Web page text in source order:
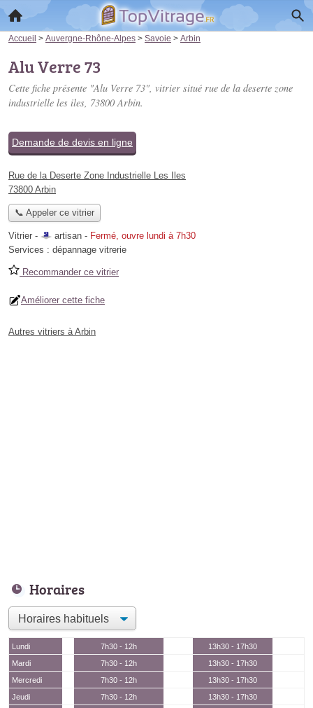
Accueil > Auvergne-Rhône-Alpes > Savoie > Arbin
Alu Verre 73
Cette fiche présente "Alu Verre 73", vitrier situé rue de la deserte zone
industrielle les iles, 73800 Arbin.
Demande de devis en ligne
Rue de la Deserte Zone Industrielle Les Iles
73800 Arbin
📞 Appeler ce vitrier
Vitrier - artisan - Fermé, ouvre lundi à 7h30
Services : dépannage vitrerie
Recommander ce vitrier
Améliorer cette fiche
Autres vitriers à Arbin
Horaires
Lundi 7h30 - 12h
13h30 - 17h30
Mardi
7h30 - 12h
13h30 - 17h30
Mercredi
7h30 - 12h
13h30 - 17h30
Jeudi
7h30 - 12h
13h30 - 17h30